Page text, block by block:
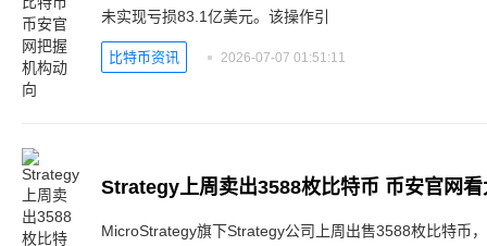
未实现亏损83.1亿美元。该操作引
比特币资讯 2026-07-07 01:51:11
Strategy上周卖出3588枚比特币 币安官网看
MicroStrategy旗下Strategy公司上周出售3588枚比特币